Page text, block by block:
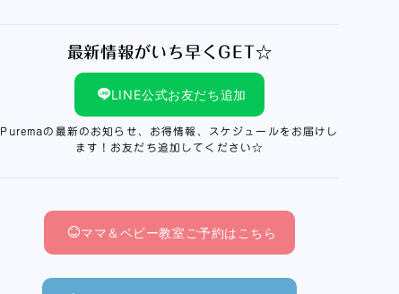
最新情報がいち早くGET☆
LINE公式お友だち追加
Puremaの最新のお知らせ、お得情報、スケジュールをお届けし
ます！お友だち追加してください☆
ママ＆ベビー教室ご予約はこちら